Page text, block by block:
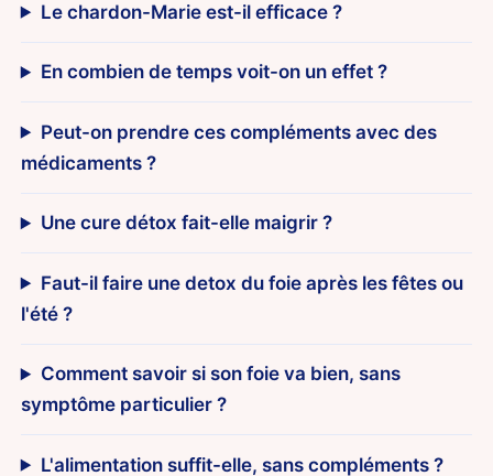
Le chardon-Marie est-il efficace ?
En combien de temps voit-on un effet ?
Peut-on prendre ces compléments avec des
médicaments ?
Une cure détox fait-elle maigrir ?
Faut-il faire une detox du foie après les fêtes ou
l'été ?
Comment savoir si son foie va bien, sans
symptôme particulier ?
L'alimentation suffit-elle, sans compléments ?